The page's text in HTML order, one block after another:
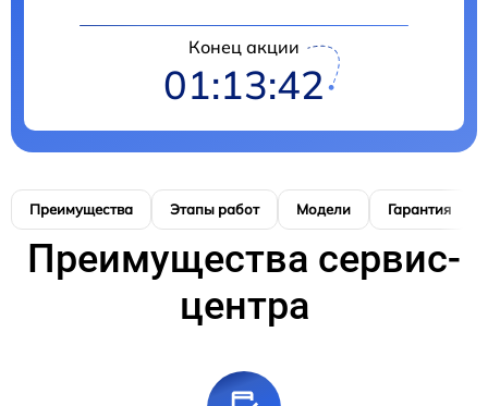
Конец акции
01:13:41
Преимущества Этапы работ Модели Гарантия
Преимущества сервис-
центра